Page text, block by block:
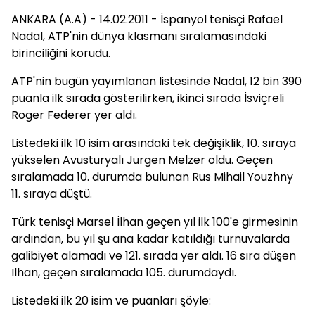
ANKARA (A.A) - 14.02.2011 - İspanyol tenisçi Rafael
Nadal, ATP'nin dünya klasmanı sıralamasındaki
birinciliğini korudu.
ATP'nin bugün yayımlanan listesinde Nadal, 12 bin 390
puanla ilk sırada gösterilirken, ikinci sırada İsviçreli
Roger Federer yer aldı.
Listedeki ilk 10 isim arasındaki tek değişiklik, 10. sıraya
yükselen Avusturyalı Jurgen Melzer oldu. Geçen
sıralamada 10. durumda bulunan Rus Mihail Youzhny
11. sıraya düştü.
Türk tenisçi Marsel İlhan geçen yıl ilk 100'e girmesinin
ardından, bu yıl şu ana kadar katıldığı turnuvalarda
galibiyet alamadı ve 121. sırada yer aldı. 16 sıra düşen
İlhan, geçen sıralamada 105. durumdaydı.
Listedeki ilk 20 isim ve puanları şöyle: